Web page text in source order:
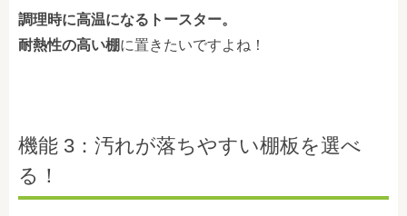
調理時に高温になるトースター。
耐熱性の高い棚に置きたいですよね！
機能 3：汚れが落ちやすい棚板を選べ
る！